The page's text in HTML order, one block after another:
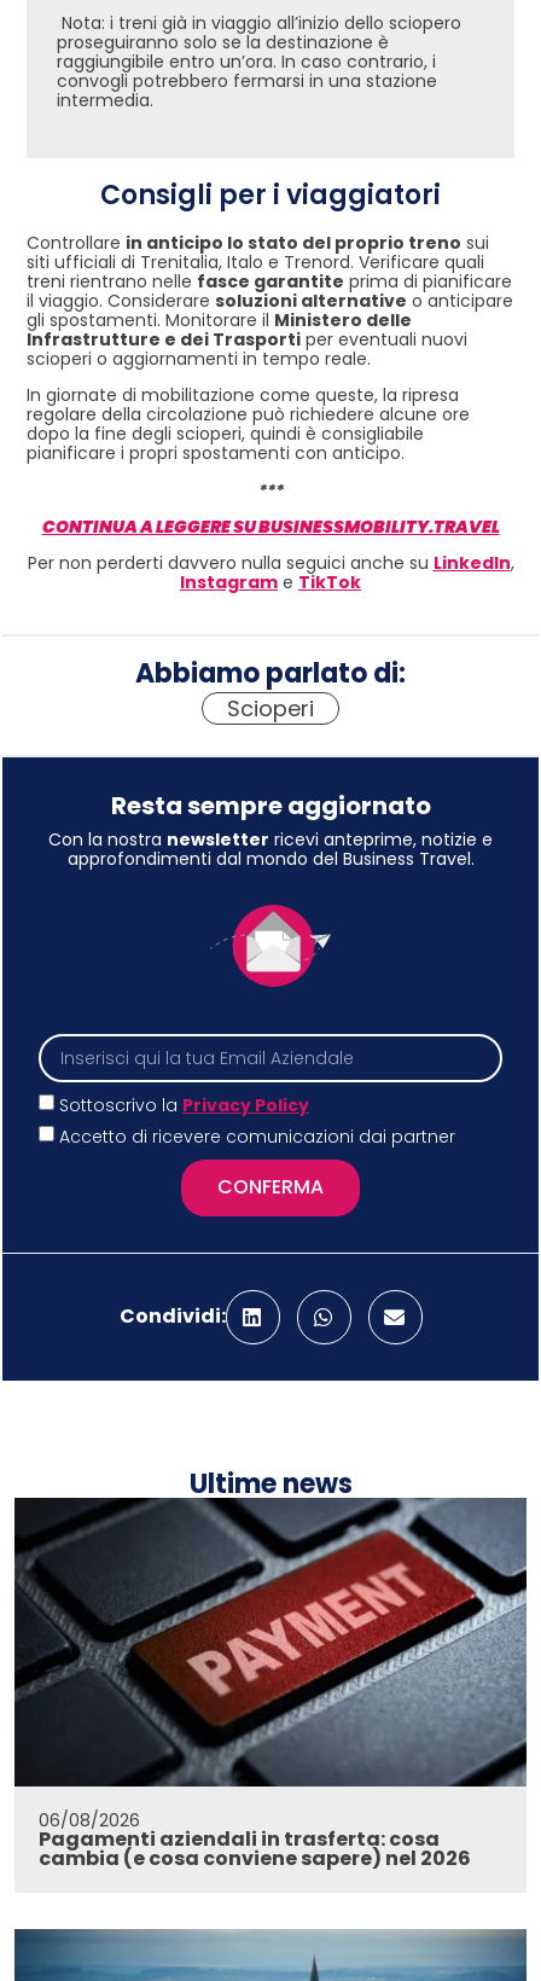
Nota: i treni già in viaggio all’inizio dello sciopero
proseguiranno solo se la destinazione è
raggiungibile entro un’ora. In caso contrario, i
convogli potrebbero fermarsi in una stazione
intermedia.
Consigli per i viaggiatori
Controllare in anticipo lo stato del proprio treno sui
siti ufficiali di Trenitalia, Italo e Trenord. Verificare quali
treni rientrano nelle fasce garantite prima di pianificare
il viaggio. Considerare soluzioni alternative o anticipare
gli spostamenti. Monitorare il Ministero delle
Infrastrutture e dei Trasporti per eventuali nuovi
scioperi o aggiornamenti in tempo reale.
In giornate di mobilitazione come queste, la ripresa
regolare della circolazione può richiedere alcune ore
dopo la fine degli scioperi, quindi è consigliabile
pianificare i propri spostamenti con anticipo.
***
CONTINUA A LEGGERE SU BUSINESSMOBILITY.TRAVEL
Per non perderti davvero nulla seguici anche su LinkedIn,
Instagram e TikTok
Abbiamo parlato di:
Scioperi
Resta sempre aggiornato
Con la nostra newsletter ricevi anteprime, notizie e
approfondimenti dal mondo del Business Travel.
Sottoscrivo la Privacy Policy
Accetto di ricevere comunicazioni dai partner
CONFERMA
Condividi:
Ultime news
06/08/2026
Pagamenti aziendali in trasferta: cosa
cambia (e cosa conviene sapere) nel 2026